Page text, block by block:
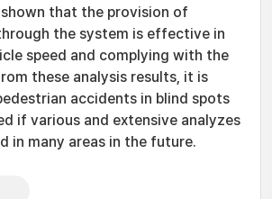
that the provision of
the system is effective in
speed and complying with the
these analysis results, it is
accidents in blind spots
if various and extensive analyzes
in many areas in the future.